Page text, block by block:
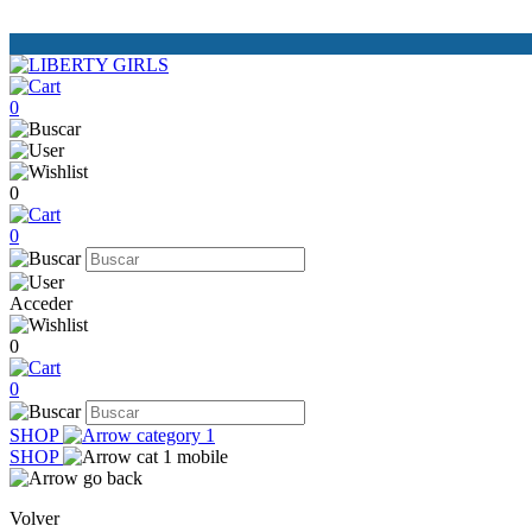
0
0
0
Acceder
0
0
SHOP
SHOP
Volver